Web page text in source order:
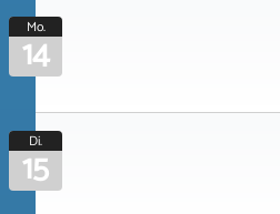
Mo.
14
Di.
15